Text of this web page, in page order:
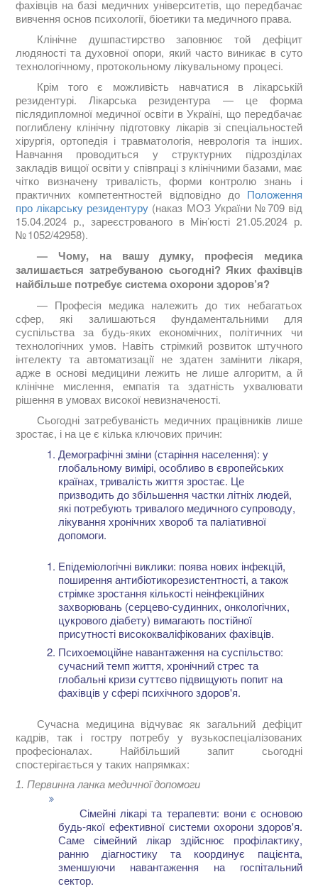
фахівців на базі медичних університетів, що передбачає
вивчення основ психології, біоетики та медичного права.
Клінічне душпастирство заповнює той дефіцит
людяності та духовної опори, який часто виникає в суто
технологічному, протокольному лікувальному процесі.
Крім того є можливість навчатися в лікарській
резидентурі. Лікарська резидентура — це форма
післядипломної медичної освіти в Україні, що передбачає
поглиблену клінічну підготовку лікарів зі спеціальностей
хірургія, ортопедія і травматологія, неврологія та інших.
Навчання проводиться у структурних підрозділах
закладів вищої освіти у співпраці з клінічними базами, має
чітко визначену тривалість, форми контролю знань і
практичних компетентностей відповідно до Положення
про лікарську резидентуру (наказ МОЗ України № 709 від
15.04.2024 р., зареєстрованого в Мін’юсті 21.05.2024 р.
№ 1052/42958).
— Чому, на вашу думку, професія медика
залишається затребуваною сьогодні? Яких фахівців
найбільше потребує система охорони здоров’я?
— Професія медика належить до тих небагатьох
сфер, які залишаються фундаментальними для
суспільства за будь-яких економічних, політичних чи
технологічних умов. Навіть стрімкий розвиток штучного
інтелекту та автоматизації не здатен замінити лікаря,
адже в основі медицини лежить не лише алгоритм, а й
клінічне мислення, емпатія та здатність ухвалювати
рішення в умовах високої невизначеності.
Сьогодні затребуваність медичних працівників лише
зростає, і на це є кілька ключових причин:
Демографічні зміни (старіння населення): у
глобальному вимірі, особливо в європейських
країнах, тривалість життя зростає. Це
призводить до збільшення частки літніх людей,
які потребують тривалого медичного супроводу,
лікування хронічних хвороб та паліативної
допомоги.
Епідеміологічні виклики: поява нових інфекцій,
поширення антибіотикорезистентності, а також
стрімке зростання кількості неінфекційних
захворювань (серцево-судинних, онкологічних,
цукрового діабету) вимагають постійної
присутності висококваліфікованих фахівців.
Психоемоційне навантаження на суспільство:
сучасний темп життя, хронічний стрес та
глобальні кризи суттєво підвищують попит на
фахівців у сфері психічного здоров'я.
Сучасна медицина відчуває як загальний дефіцит
кадрів, так і гостру потребу у вузькоспеціалізованих
професіоналах. Найбільший запит сьогодні
спостерігається у таких напрямках:
1. Первинна ланка медичної допомоги
Сімейні лікарі та терапевти: вони є основою
будь-якої ефективної системи охорони здоров'я.
Саме сімейний лікар здійснює профілактику,
ранню діагностику та координує пацієнта,
зменшуючи навантаження на госпітальний
сектор.